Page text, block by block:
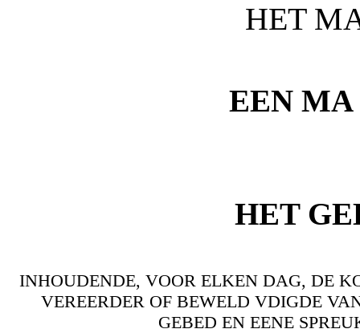
HET
EEN
HET
INHOUDENDE, VOOR ELKEN DAG, DE
VEREERDER OF BEWELD VDIGDE
GEBED EN EENE